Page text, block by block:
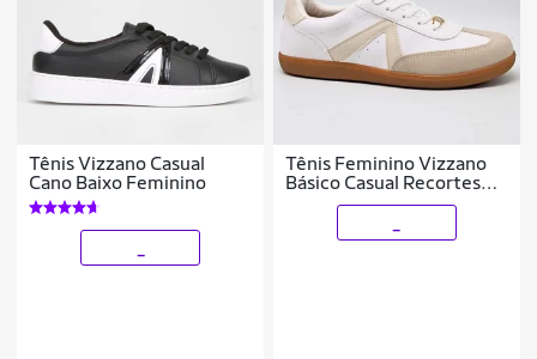
Tênis Vizzano Casual
Cano Baixo Feminino
Tênis Feminino Vizzano
Básico Casual Recortes
1430.102